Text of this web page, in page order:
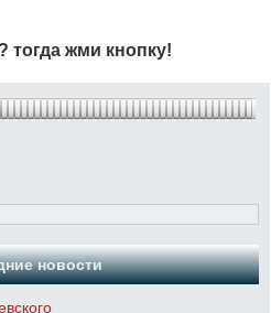
тогда жми кнопку!
новости